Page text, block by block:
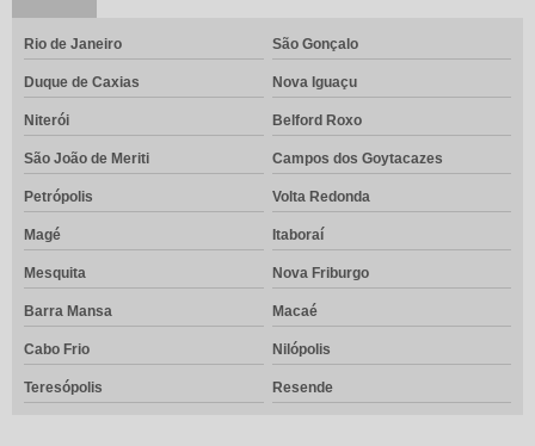
Rio de Janeiro São Gonçalo
Duque de Caxias Nova Iguaçu
Niterói Belford Roxo
São João de Meriti Campos dos Goytacazes
Petrópolis Volta Redonda
Magé Itaboraí
Mesquita Nova Friburgo
Barra Mansa Macaé
Cabo Frio Nilópolis
Teresópolis Resende